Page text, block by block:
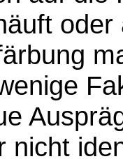
nicht